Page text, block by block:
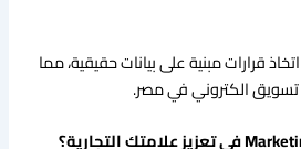
قرارات مبنية على بيانات حقيقية، مما
تسويق الكتروني في مصر.